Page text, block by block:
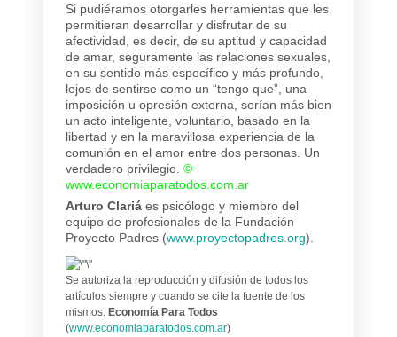
Si pudiéramos otorgarles herramientas que les
permitieran desarrollar y disfrutar de su
afectividad, es decir, de su aptitud y capacidad
de amar, seguramente las relaciones sexuales,
en su sentido más específico y más profundo,
lejos de sentirse como un “tengo que”, una
imposición u opresión externa, serían más bien
un acto inteligente, voluntario, basado en la
libertad y en la maravillosa experiencia de la
comunión en el amor entre dos personas. Un
verdadero privilegio. ©
www.economiaparatodos.com.ar
Arturo Clariá es psicólogo y miembro del
equipo de profesionales de la Fundación
Proyecto Padres (www.proyectopadres.org).
Se autoriza la reproducción y difusión de todos los
artículos siempre y cuando se cite la fuente de los
mismos: Economía Para Todos
(www.economiaparatodos.com.ar)